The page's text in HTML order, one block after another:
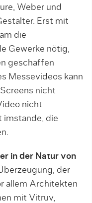
Weber und
Erst mit
die
Gewerke nötig,
geschaffen
Messevideos kann
nicht
nicht
imstande, die
in der Natur von
der
allem Architekten
mit Vitruv,